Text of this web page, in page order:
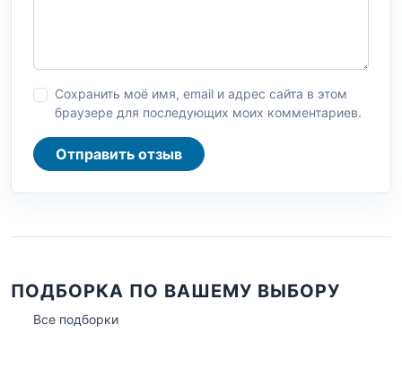
Сохранить моё имя, email и адрес сайта в этом
браузере для последующих моих комментариев.
Отправить отзыв
ПОДБОРКА ПО ВАШЕМУ ВЫБОРУ
Все подборки